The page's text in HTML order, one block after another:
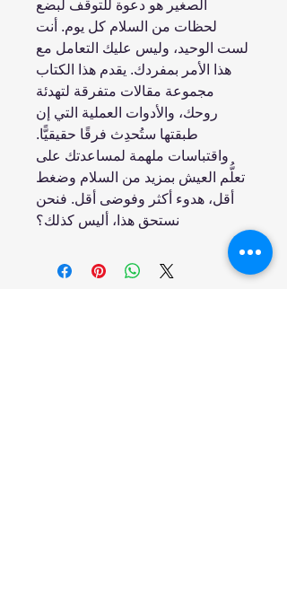
الصغير هو دعوة للتوقف لبضع
لحظات من السلام كل يوم. أنت
لست الوحيد، وليس عليك التعامل مع
هذا الأمر بمفردك. يقدم هذا الكتاب
مجموعة مقالات متفرقة لتهدئة
روحك، والأدوات العملية التي إن
طبقتها ستُحدِث فرقًا حقيقيًّا.
واقتباسات ملهمة لمساعدتك على
تعلُّم العيش بمزيد من السلام وضغط
أقل، هدوء أكثر وفوضى أقل. فنحن
نستحق هذا، أليس كذلك؟